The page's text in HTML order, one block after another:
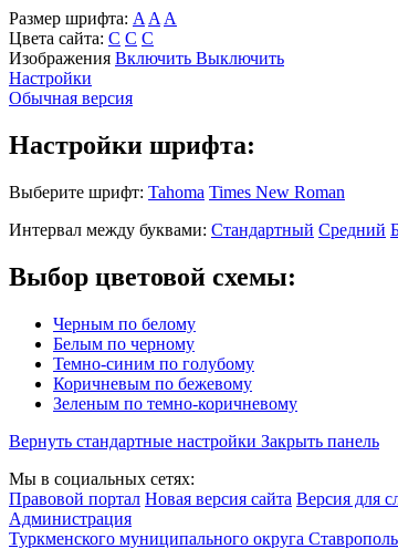
Размер шрифта: A A A
Цвета сайта: С С С
Изображения Включить Выключить
Настройки
Обычная версия
Настройки шрифта:
Выберите шрифт: Tahoma Times New Roman
Интервал между буквами: Стандартный Средний
Выбор цветовой схемы:
Черным по белому
Белым по черному
Темно-синим по голубому
Коричневым по бежевому
Зеленым по темно-коричневому
Вернуть стандартные настройки Закрыть панель
Мы в социальных сетях:
Правовой портал Новая версия сайта Версия для
Администрация
Туркменского муниципального округа